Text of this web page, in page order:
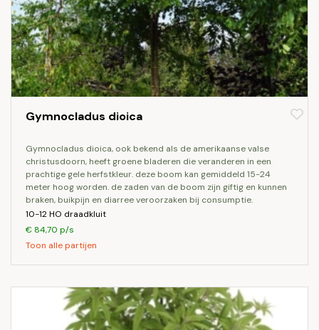
Gymnocladus dioica
gymnocladus dioica, ook bekend als de amerikaanse valse
christusdoorn, heeft groene bladeren die veranderen in een
prachtige gele herfstkleur. deze boom kan gemiddeld 15-24
meter hoog worden. de zaden van de boom zijn giftig en kunnen
braken, buikpijn en diarree veroorzaken bij consumptie.
10-12 HO draadkluit
€ 84,70 p/s
Toon alle partijen